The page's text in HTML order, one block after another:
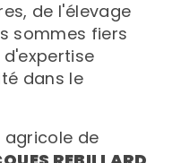
de l'élevage
sommes fiers
dans le
agricole de